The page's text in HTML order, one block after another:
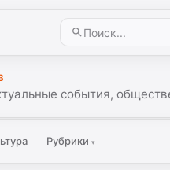
события,
Рубрики ▾